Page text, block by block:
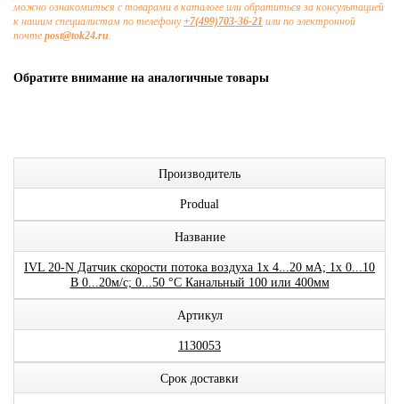
можно ознакомиться с товарами в каталоге или обратиться за консультацией
к нашим специалистам по телефону+7(499)703-36-21 или по электронной
почте post@tok24.ru.
Обратите внимание на аналогичные товары
Производитель
Produal
Название
IVL 20-N Датчик скорости потока воздуха 1x 4...20 мА; 1x 0...10
В 0...20м/с; 0...50 °C Канальный 100 или 400мм
Артикул
1130053
Срок доставки